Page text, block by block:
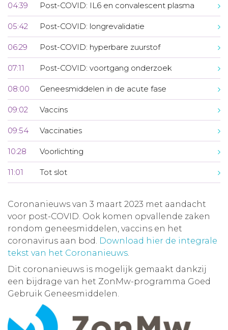
04:39 Post-COVID: IL6 en convalescent plasma
05:42 Post-COVID: longrevalidatie
06:29 Post-COVID: hyperbare zuurstof
07:11 Post-COVID: voortgang onderzoek
08:00 Geneesmiddelen in de acute fase
09:02 Vaccins
09:54 Vaccinaties
10:28 Voorlichting
11:01 Tot slot
Coronanieuws van 3 maart 2023 met aandacht
voor post-COVID. Ook komen opvallende zaken
rondom geneesmiddelen, vaccins en het
coronavirus aan bod. Download hier de integrale
tekst van het Coronanieuws.
Dit coronanieuws is mogelijk gemaakt dankzij
een bijdrage van het ZonMw-programma Goed
Gebruik Geneesmiddelen.